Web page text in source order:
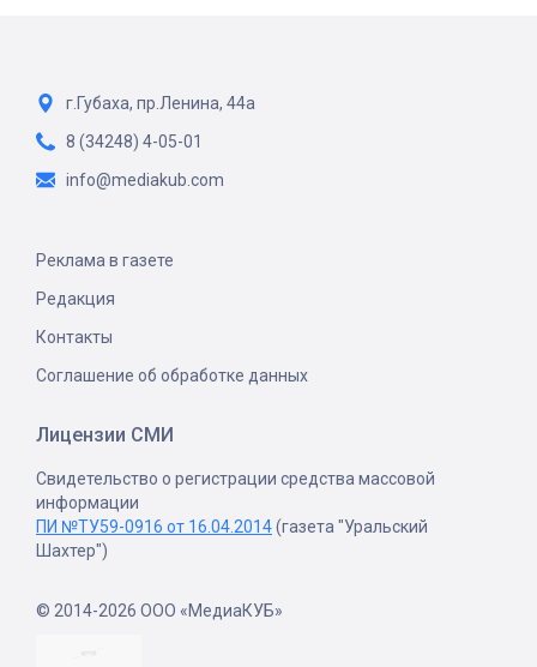
г.Губаха, пр.Ленина, 44а
8 (34248) 4-05-01
info@mediakub.com
Реклама в газете
Редакция
Контакты
Соглашение об обработке данных
Лицензии СМИ
Свидетельство о регистрации средства массовой
информации
ПИ №ТУ59-0916 от 16.04.2014(газета "Уральский
Шахтер")
© 2014-2026 ООО «МедиаКУБ»